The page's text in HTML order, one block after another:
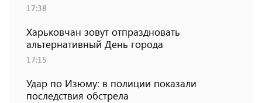
17:38
Харьковчан зовут отпраздновать
альтернативный День города
17:15
Удар по Изюму: в полиции показали
последствия обстрела